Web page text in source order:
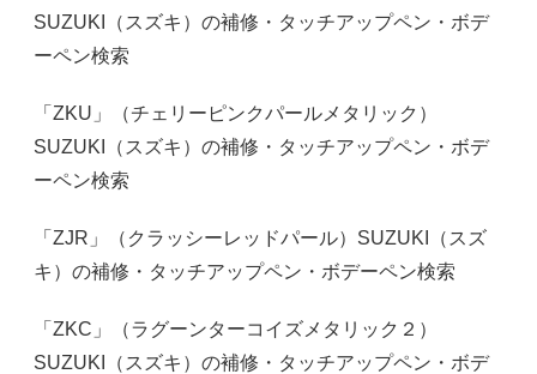
SUZUKI（スズキ）の補修・タッチアップペン・ボデ
ーペン検索
「ZKU」（チェリーピンクパールメタリック）
SUZUKI（スズキ）の補修・タッチアップペン・ボデ
ーペン検索
「ZJR」（クラッシーレッドパール）SUZUKI（スズ
キ）の補修・タッチアップペン・ボデーペン検索
「ZKC」（ラグーンターコイズメタリック２）
SUZUKI（スズキ）の補修・タッチアップペン・ボデ